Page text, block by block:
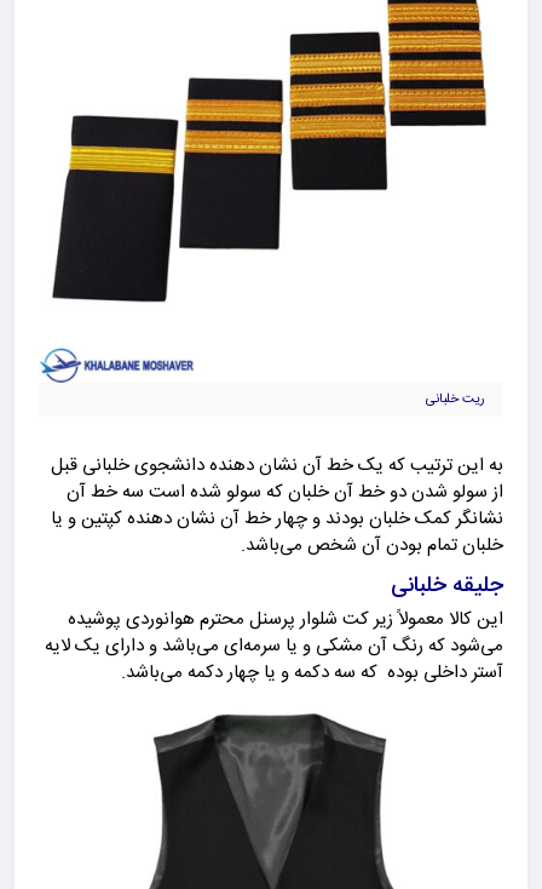
ریت خلبانی
به این ترتیب که یک خط آن نشان دهنده دانشجوی خلبانی قبل
از سولو شدن دو خط آن خلبان که سولو شده است سه خط آن
نشانگر کمک خلبان بودند و چهار خط آن نشان دهنده کپتین و یا
خلبان تمام بودن آن شخص می‌باشد.
جلیقه خلبانی
این کالا معمولاً زیر کت شلوار پرسنل محترم هوانوردی پوشیده
می‌شود که رنگ آن مشکی و یا سرمه‌ای می‌باشد و دارای یک لایه
آستر داخلی بوده که سه دکمه و یا چهار دکمه می‌باشد.